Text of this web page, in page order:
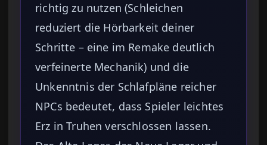
richtig zu nutzen (Schleichen
reduziert die Hörbarkeit deiner
Schritte – eine im Remake deutlich
verfeinerte Mechanik) und die
Unkenntnis der Schlafpläne reicher
NPCs bedeutet, dass Spieler leichtes
Erz in Truhen verschlossen lassen.